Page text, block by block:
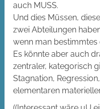
auch MUSS.
Und dies Müssen,
zwei Abteilungen
wenn man bestimmtes
Es könnte aber auch
zentraler, kategorisch
Stagnation,
elementaren